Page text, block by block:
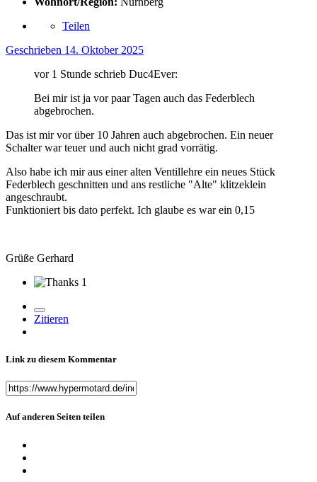
Teilen
Geschrieben 14. Oktober 2025
vor 1 Stunde schrieb Duc4Ever:
Bei mir ist ja vor paar Tagen auch das Federblech
abgebrochen.
Das ist mir vor über 10 Jahren auch abgebrochen. Ein neuer
Schalter war teuer und auch nicht grad vorrätig.
Also habe ich mir aus einer alten Ventillehre ein neues Stück
Federblech geschnitten und ans restliche "Alte" klitzeklein
angeschraubt.
Funktioniert bis dato perfekt. Ich glaube es war ein 0,15
Grüße Gerhard
1
Zitieren
Link zu diesem Kommentar
Auf anderen Seiten teilen